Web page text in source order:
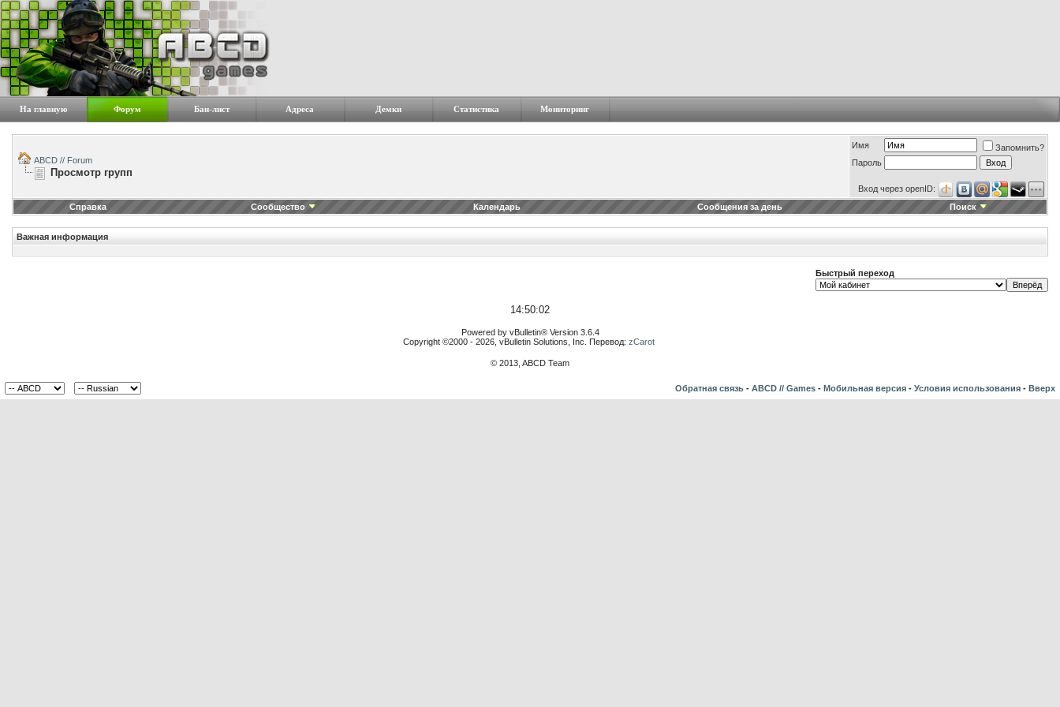
На главную Форум Бан-лист Адреса Демки Статистика Мониторинг
ABCD // Forum
Просмотр групп
Имя
Запомнить?
Пароль
Вход через openID:
Справка
Сообщество Календарь Сообщения за день Поиск
Важная информация
Быстрый переход
14:50:02
Powered by vBulletin® Version 3.6.4
Copyright ©2000 - 2026, vBulletin Solutions, Inc. Перевод: zCarot
© 2013, ABCD Team
Обратная связь - ABCD // Games - Мобильная версия - Условия использования - Вверх